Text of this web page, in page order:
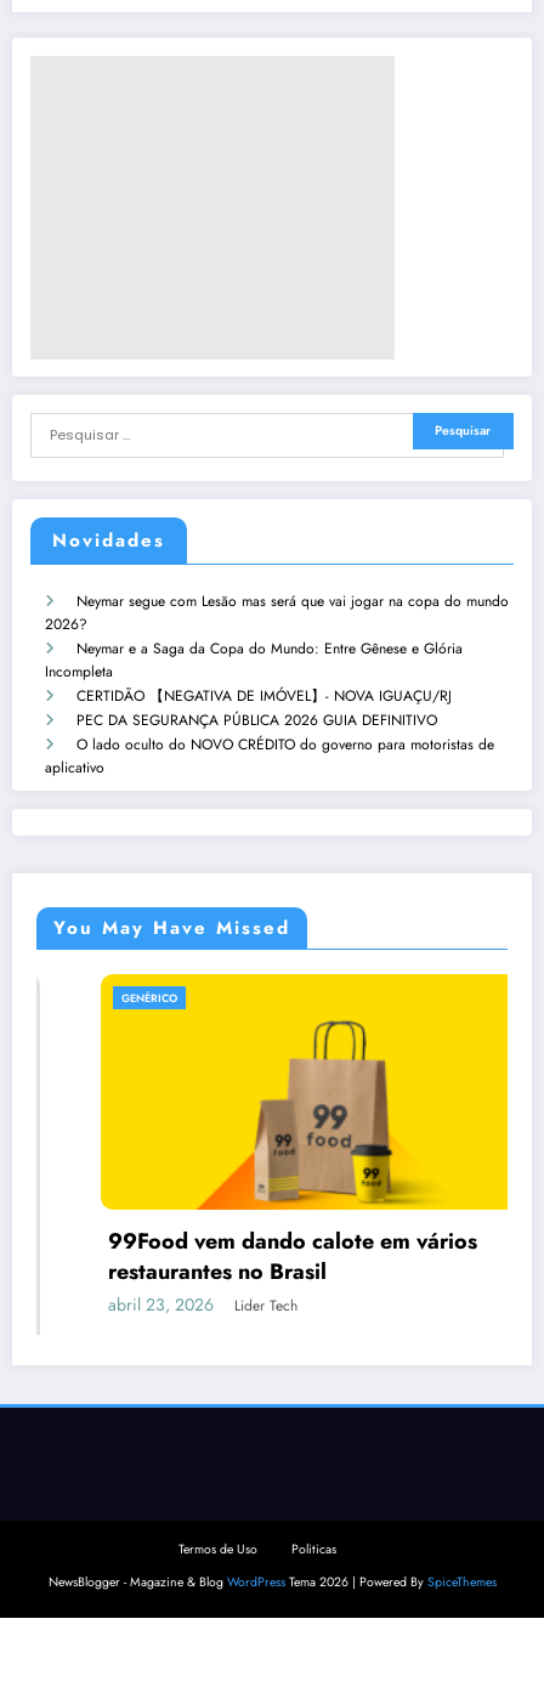
Novidades
Neymar segue com Lesão mas será que vai jogar na copa do mundo
2026?
Neymar e a Saga da Copa do Mundo: Entre Gênese e Glória
Incompleta
CERTIDÃO 【NEGATIVA DE IMÓVEL】- NOVA IGUAÇU/RJ
PEC DA SEGURANÇA PÚBLICA 2026 GUIA DEFINITIVO
O lado oculto do NOVO CRÉDITO do governo para motoristas de
aplicativo
You May Have Missed
99Food vem dando calote em vários
restaurantes no Brasil
abril 23, 2026 Lider Tech
Termos de Uso
Politicas
NewsBlogger - Magazine & Blog WordPressTema 2026 | Powered By SpiceThemes